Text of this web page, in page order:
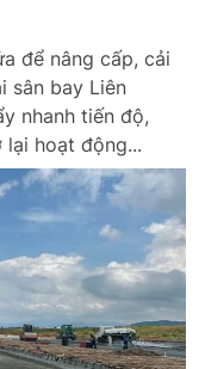
để nâng cấp, cải
sân bay Liên
nhanh tiến độ,
hoạt động...